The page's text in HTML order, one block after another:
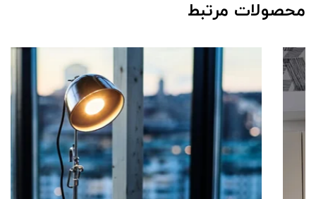
محصولات مرتبط